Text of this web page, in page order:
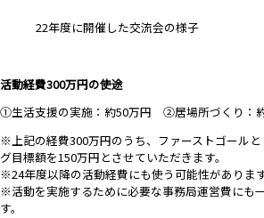
22年度に開催した交流会の様子
活動経費300万円の使途
①生活支援の実施：約50万円 ②居場所づくり：
※上記の経費300万円のうち、ファーストゴール
グ目標額を150万円とさせていただきます。
※24年度以降の活動経費にも使う可能性があります
※活動を実施するために必要な事務局運営費にも
す。